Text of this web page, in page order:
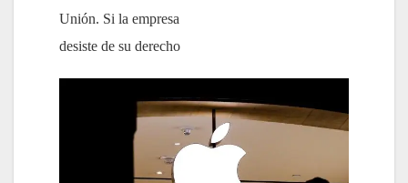
Unión. Si la empresa
desiste de su derecho